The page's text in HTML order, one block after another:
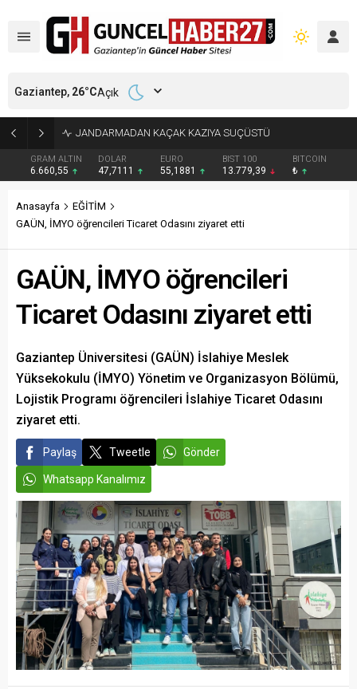
TİCARET ODASINDAN GELENEKSEL YKS BAŞARI ÖDÜLÜ
GRAM ALTIN
6.660,55
DOLAR
47,7111
EURO
55,1881
BIST 100
13.779,39
BITCOIN
₺
Gaziantep, 26°CAçık
Anasayfa
EĞİTİM
GAÜN, İMYO öğrencileri Ticaret Odasını ziyaret etti
GAÜN, İMYO öğrencileri
Ticaret Odasını ziyaret etti
Gaziantep Üniversitesi (GAÜN) İslahiye Meslek
Yüksekokulu (İMYO) Yönetim ve Organizasyon Bölümü,
Lojistik Programı öğrencileri İslahiye Ticaret Odasını
ziyaret etti.
Paylaş Tweetle Gönder
Whatsapp Kanalımız